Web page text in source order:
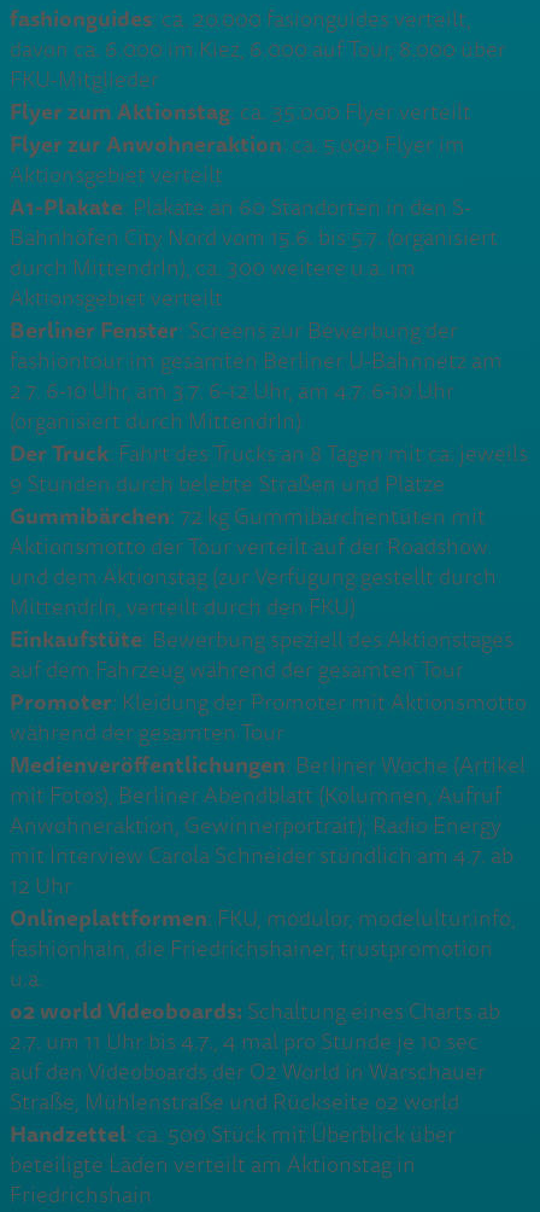
fashionguides: ca. 20.000 fasionguides verteilt,
davon ca. 6.000 im Kiez, 6.000 auf Tour, 8.000 über
FKU-Mitglieder
Flyer zum Aktionstag: ca. 35.000 Flyer verteilt
Flyer zur Anwohneraktion: ca. 5.000 Flyer im
Aktionsgebiet verteilt
A1-Plakate: Plakate an 60 Standorten in den S-
Bahnhöfen City Nord vom 15.6. bis 5.7. (organisiert
durch MittendrIn), ca. 300 weitere u.a. im
Aktionsgebiet verteilt
Berliner Fenster: Screens zur Bewerbung der
fashiontour im gesamten Berliner U-Bahnnetz am
2.7. 6-10 Uhr, am 3.7. 6-12 Uhr, am 4.7. 6-10 Uhr
(organisiert durch MittendrIn)
Der Truck: Fahrt des Trucks an 8 Tagen mit ca. jeweils
9 Stunden durch belebte Straßen und Plätze
Gummibärchen: 72 kg Gummibärchentüten mit
Aktionsmotto der Tour verteilt auf der Roadshow
und dem Aktionstag (zur Verfügung gestellt durch
MittendrIn, verteilt durch den FKU)
Einkaufstüte: Bewerbung speziell des Aktionstages
auf dem Fahrzeug während der gesamten Tour
Promoter: Kleidung der Promoter mit Aktionsmotto
während der gesamten Tour
Medienveröffentlichungen: Berliner Woche (Artikel
mit Fotos), Berliner Abendblatt (Kolumnen, Aufruf
Anwohneraktion, Gewinnerportrait), Radio Energy
mit Interview Carola Schneider stündlich am 4.7. ab
12 Uhr
Onlineplattformen: FKU, modulor, modelultur.info,
fashionhain, die Friedrichshainer, trustpromotion
u.a.
o2 world Videoboards: Schaltung eines Charts ab
2.7. um 11 Uhr bis 4.7., 4 mal pro Stunde je 10 sec
auf den Videoboards der O2 World in Warschauer
Straße, Mühlenstraße und Rückseite o2 world
Handzettel: ca. 500 Stück mit Überblick über
beteiligte Läden verteilt am Aktionstag in
Friedrichshain